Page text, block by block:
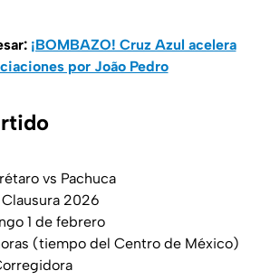
¡BOMBAZO! Cruz Azul acelera
por João Pedro
vs Pachuca
2026
1 de febrero
(tiempo del Centro de México)